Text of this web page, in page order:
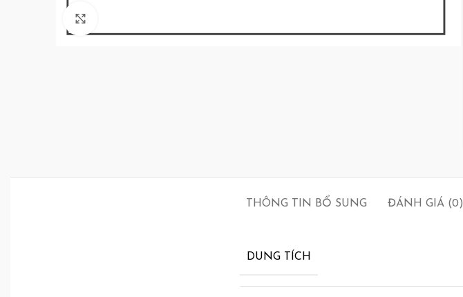
THÔNG TIN BỔ SUNG ĐÁNH GIÁ (0)
DUNG TÍCH